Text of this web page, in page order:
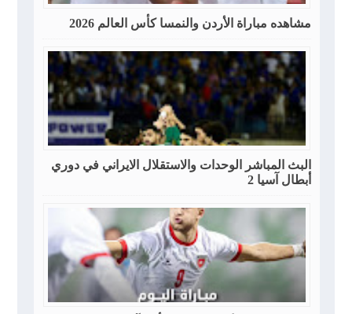
مشاهده مباراة الأردن والنمسا كأس العالم 2026
البث المباشر الوحدات والاستقلال الايراني في دوري
أبطال آسيا 2